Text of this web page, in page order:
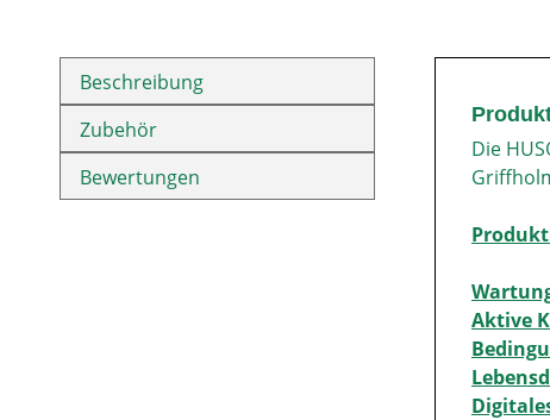
Beschreibung
Zubehör
Bewertungen
Die
Aktive